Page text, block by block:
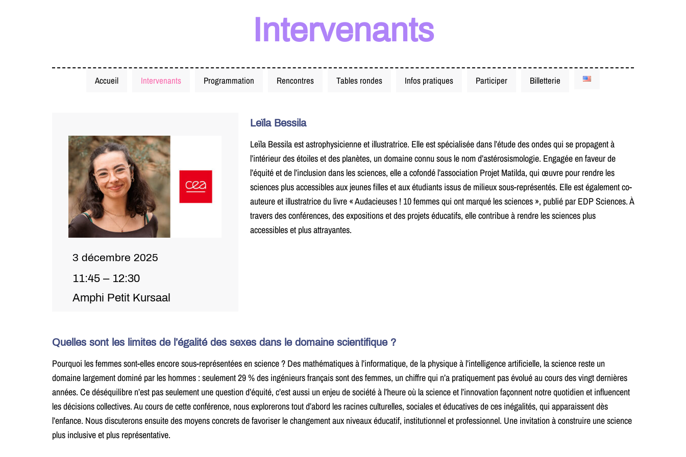
Intervenants
Accueil Intervenants Programmation Rencontres Tables rondes Infos pratiques Participer Billetterie
3 décembre 2025
11:45 – 12:30
Amphi Petit Kursaal
Leïla Bessila
Leïla Bessila est astrophysicienne et illustratrice. Elle est spécialisée dans l’étude des ondes qui se propagent à
l’intérieur des étoiles et des planètes, un domaine connu sous le nom d’astérosismologie. Engagée en faveur de
l’équité et de l’inclusion dans les sciences, elle a cofondé l’association Projet Matilda, qui œuvre pour rendre les
sciences plus accessibles aux jeunes filles et aux étudiants issus de milieux sous-représentés. Elle est également co-
auteure et illustratrice du livre « Audacieuses ! 10 femmes qui ont marqué les sciences », publié par EDP Sciences. À
travers des conférences, des expositions et des projets éducatifs, elle contribue à rendre les sciences plus
accessibles et plus attrayantes.
Quelles sont les limites de l’égalité des sexes dans le domaine scientifique ?
Pourquoi les femmes sont-elles encore sous-représentées en science ? Des mathématiques à l’informatique, de la physique à l’intelligence artificielle, la science reste un
domaine largement dominé par les hommes : seulement 29 % des ingénieurs français sont des femmes, un chiffre qui n’a pratiquement pas évolué au cours des vingt dernières
années. Ce déséquilibre n’est pas seulement une question d’équité, c’est aussi un enjeu de société à l’heure où la science et l’innovation façonnent notre quotidien et influencent
les décisions collectives. Au cours de cette conférence, nous explorerons tout d’abord les racines culturelles, sociales et éducatives de ces inégalités, qui apparaissent dès
l’enfance. Nous discuterons ensuite des moyens concrets de favoriser le changement aux niveaux éducatif, institutionnel et professionnel. Une invitation à construire une science
plus inclusive et plus représentative.